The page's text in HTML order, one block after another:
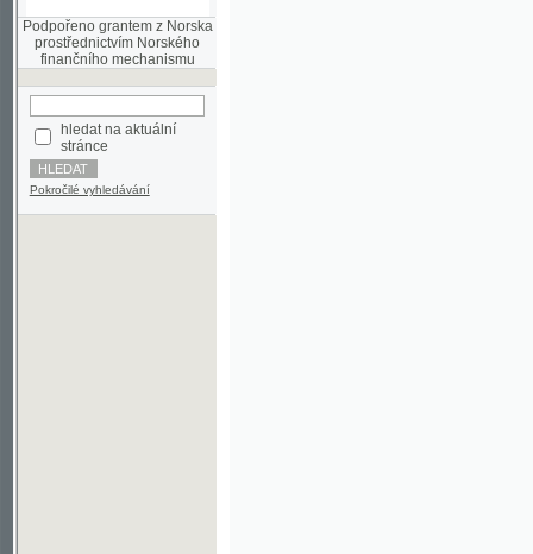
hledat na aktuální
stránce
Pokročilé vyhledávání